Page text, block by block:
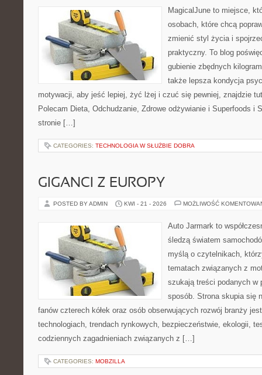
MagicalJune to miejsce,
osobach, które chcą
zmienić styl życia i
praktyczny. To blog
gubienie zbędnych
także lepsza kondycja
motywacji, aby jeść lepiej, żyć lżej i czuć się pewniej, znajdzie
Polecam Dieta, Odchudzanie, Zdrowe odżywianie i Superfoods i
stronie […]
CATEGORIES: TECHNOLOGIA W SŁUŻBIE DOBRA
GIGANCI Z EUROPY
POSTED BY ADMIN KWI - 21 - 2026 MOŻLIWOŚĆ
Auto Jarmark to
śledzą światem
myślą o czytelnikach,
tematach związanych z
szukają treści podanych w
sposób. Strona skupia się
fanów czterech kółek oraz osób obserwujących rozwój branży
technologiach, trendach rynkowych, bezpieczeństwie, ekologii,
codziennych zagadnieniach związanych z […]
CATEGORIES: MOBZILLA